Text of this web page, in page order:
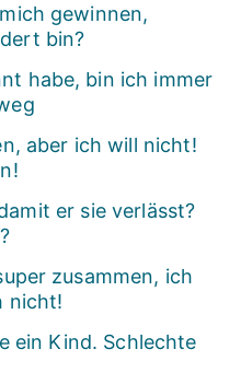
gewinnen,
bin?
habe, bin ich immer
aber ich will nicht!
er sie verlässt?
zusammen, ich
nicht!
ein Kind. Schlechte